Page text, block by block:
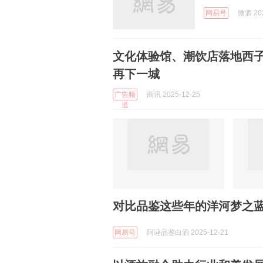
网易号 微酒
文化体验馆、潮饮店落地西
再下一城
广告频
道
商讯 2025-12-25
对比品鉴这些年的洋河梦之
网易号 阿诬品鉴白酒 2025-12-21